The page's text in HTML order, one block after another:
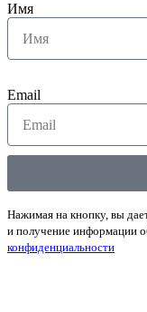
Имя
Email
Нажимая на кнопку, вы
и получение информации
конфиденциальности